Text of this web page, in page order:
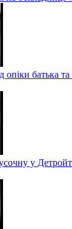
опіки батька
у